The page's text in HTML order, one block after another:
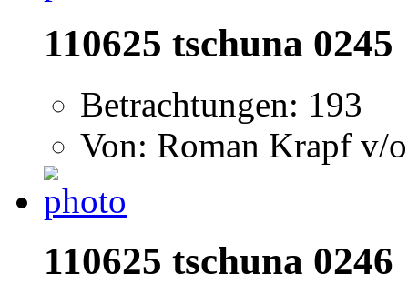
110625 tschuna 0245
Betrachtungen: 193
Von: Roman Krapf v/
110625 tschuna 0246